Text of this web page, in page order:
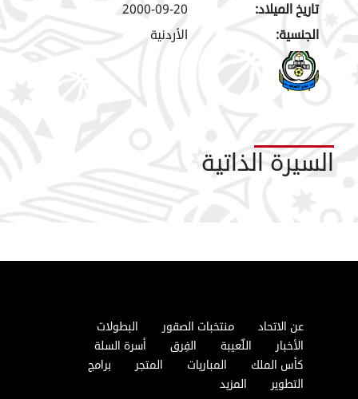
تاريخ الميلاد:
2000-09-20
الجنسية:
الأردنية
السيرة الذاتية
عن الاتحاد منتخبات الصقور
البطولات
الأخبار
اللّعيبة الفِرق
أسرة السلة
كأس الملك
المباريات المتجر
برامج
التطوير
المزيد